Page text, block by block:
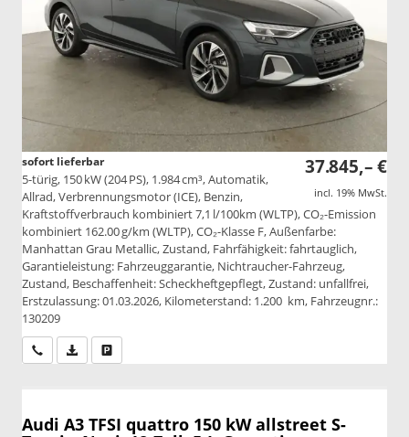
37.845,– €
incl. 19% MwSt.
sofort lieferbar
5-türig, 150 kW (204 PS), 1.984 cm³, Automatik,
Allrad, Verbrennungsmotor (ICE), Benzin,
Kraftstoffverbrauch kombiniert 7,1 l/100km (WLTP), CO₂-Emission
kombiniert 162.00 g/km (WLTP), CO₂-Klasse F, Außenfarbe:
Manhattan Grau Metallic, Zustand, Fahrfähigkeit: fahrtauglich,
Garantieleistung: Fahrzeuggarantie, Nichtraucher-Fahrzeug,
Zustand, Beschaffenheit: Scheckheftgepflegt, Zustand: unfallfrei,
Erstzulassung: 01.03.2026, Kilometerstand: 1.200 km, Fahrzeugnr.:
130209
Wir rufen Sie anPDF-Datei, Fahrzeugexposé drucken
Audi A3 TFSI quattro 150 kW allstreet S-